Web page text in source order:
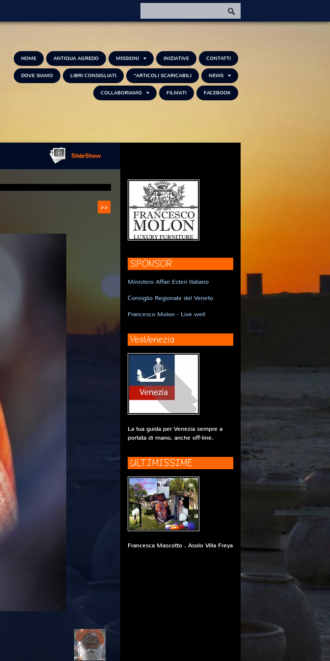
HOME ANTIQUA AGREDO MISSIONI INIZIATIVE CONTATTI
DOVE SIAMO LIBRI CONSIGLIATI *ARTICOLI SCARICABILI NEWS
COLLABORIAMO FILMATI FACEBOOK
SlideShow
>>
SPONSOR
Ministero Affari Esteri Italiano
Consiglio Regionale del Veneto
Francesco Molon - Live well
YesVenezia
La tua guida per Venezia sempre a
portata di mano, anche off-line.
ULTIMISSIME
Francesca Mascotto . Asolo Villa Freya